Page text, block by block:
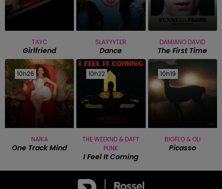
TAYC
Girlfriend
SLAYYYTER
Dance
DAMIANO DAVID
The First Time
10h26
10h26
NAÏKA
One Track Mind
10h22
10h22
THE WEEKND & DAFT
PUNK
I Feel It Coming
10h19
10h19
BIGFLO & OLI
Picasso